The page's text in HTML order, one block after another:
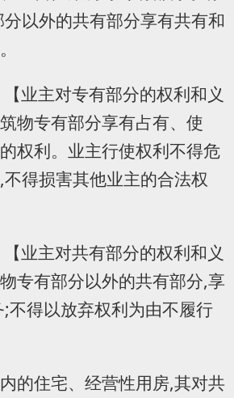
以外的共有部分享有共有和
业主对专有部分的权利和义
物专有部分享有占有、使
权利。业主行使权利不得危
得损害其他业主的合法权
业主对共有部分的权利和义
专有部分以外的共有部分,享
不得以放弃权利为由不履行
的住宅、经营性用房,其对共